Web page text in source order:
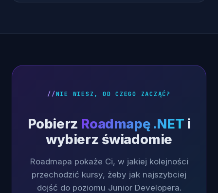
NIE WIESZ, OD CZEGO ZACZĄĆ?
Pobierz Roadmapę .NET i
wybierz świadomie
Roadmapa pokaże Ci, w jakiej kolejności
przechodzić kursy, żeby jak najszybciej
dojść do poziomu Junior Developera.